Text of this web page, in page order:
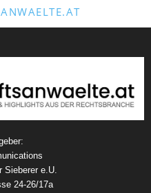
Sieberer e.U.
24-26/17a